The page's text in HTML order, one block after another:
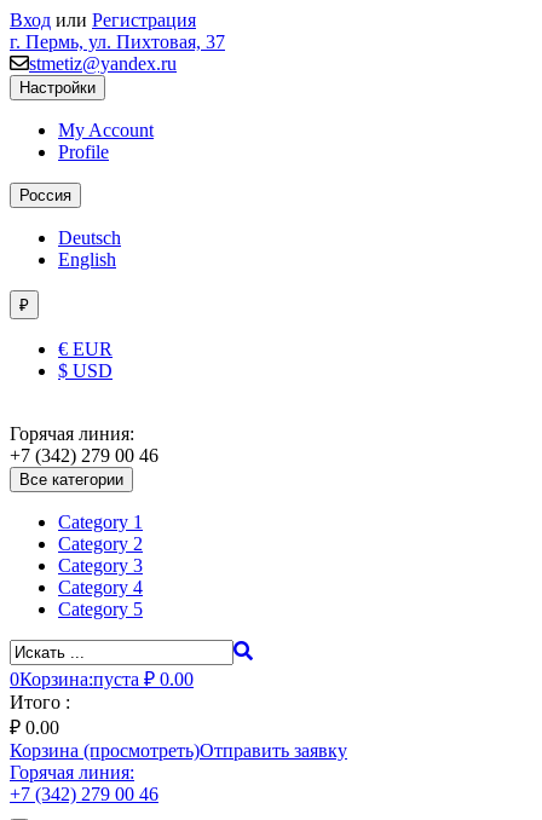
Вход или Регистрация
г. Пермь, ул. Пихтовая, 37
stmetiz@yandex.ru
Настройки
My Account
Profile
Россия
Deutsch
English
₽
€ EUR
$ USD
Горячая линия:
+7 (342) 279 00 46
Все категории
Category 1
Category 2
Category 3
Category 4
Category 5
0Корзина:пуста ₽ 0.00
Итого :
₽ 0.00
Корзина (просмотреть)Отправить заявку
Горячая линия:
+7 (342) 279 00 46